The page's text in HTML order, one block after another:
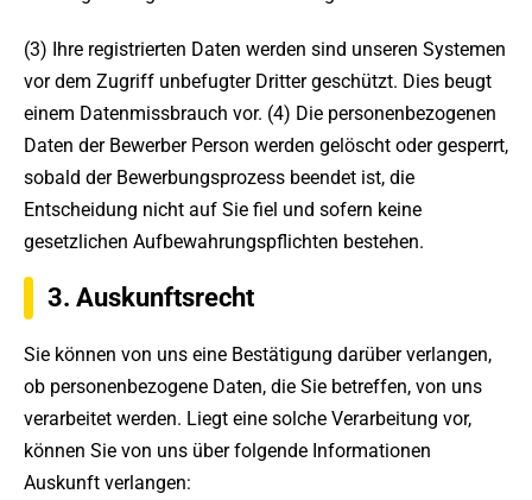
(3) Ihre registrierten Daten werden sind unseren Systemen
vor dem Zugriff unbefugter Dritter geschützt. Dies beugt
einem Datenmissbrauch vor. (4) Die personenbezogenen
Daten der Bewerber Person werden gelöscht oder gesperrt,
sobald der Bewerbungsprozess beendet ist, die
Entscheidung nicht auf Sie fiel und sofern keine
gesetzlichen Aufbewahrungspflichten bestehen.
3. Auskunftsrecht
Sie können von uns eine Bestätigung darüber verlangen,
ob personenbezogene Daten, die Sie betreffen, von uns
verarbeitet werden. Liegt eine solche Verarbeitung vor,
können Sie von uns über folgende Informationen
Auskunft verlangen: